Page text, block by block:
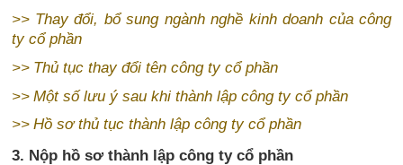
>> Thay đổi, bổ sung ngành nghề kinh doanh của công
ty cổ phần
>> Thủ tục thay đổi tên công ty cổ phần
>> Một số lưu ý sau khi thành lập công ty cổ phần
>> Hồ sơ thủ tục thành lập công ty cổ phần
3. Nộp hồ sơ thành lập công ty cổ phần